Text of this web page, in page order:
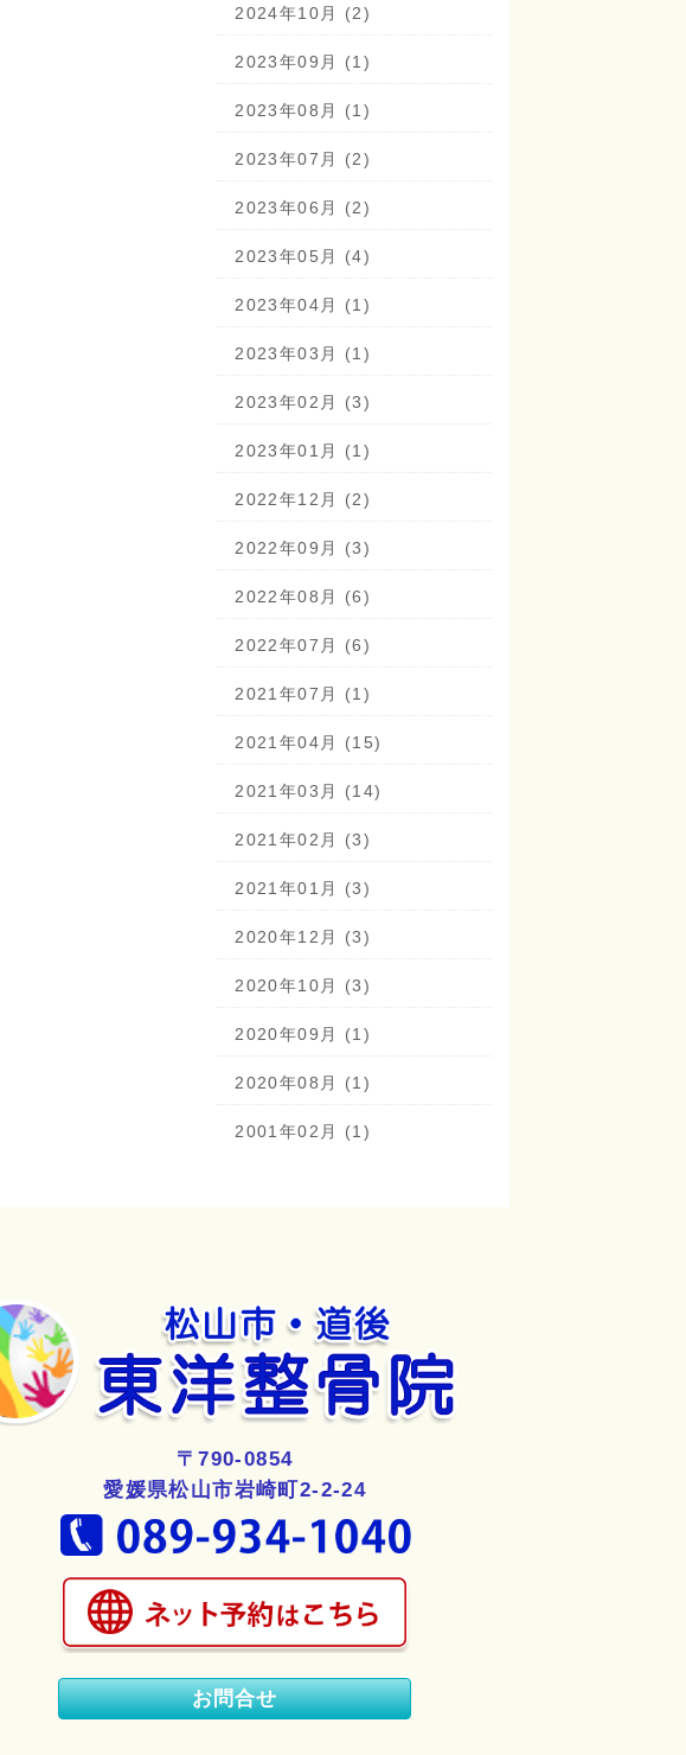
2024年10月 (2)
2023年09月 (1)
2023年08月 (1)
2023年07月 (2)
2023年06月 (2)
2023年05月 (4)
2023年04月 (1)
2023年03月 (1)
2023年02月 (3)
2023年01月 (1)
2022年12月 (2)
2022年09月 (3)
2022年08月 (6)
2022年07月 (6)
2021年07月 (1)
2021年04月 (15)
2021年03月 (14)
2021年02月 (3)
2021年01月 (3)
2020年12月 (3)
2020年10月 (3)
2020年09月 (1)
2020年08月 (1)
2001年02月 (1)
〒790-0854
愛媛県松山市岩崎町2-2-24
お問合せ